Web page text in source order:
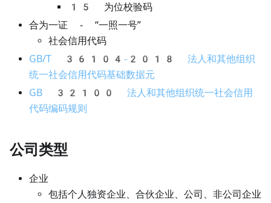
15 为位校验码
合为一证 - “一照一号”
社会信用代码
GB/T 36104-2018 法人和其他组织
统一社会信用代码基础数据元
GB 32100 法人和其他组织统一社会信用
代码编码规则
公司类型
企业
包括个人独资企业、合伙企业、公司、非公司企业